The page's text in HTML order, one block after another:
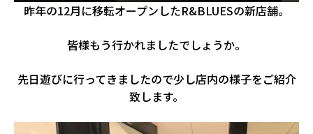
昨年の12月に移転オープンしたR&BLUESの新店舗。
皆様もう行かれましたでしょうか。
先日遊びに行ってきましたので少し店内の様子をご紹介
致します。